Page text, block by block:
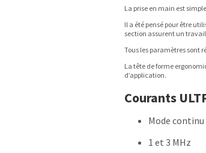
La prise en main est
Il a été pensé pour être
section assurent un
Tous les paramètres sont
La tête de forme
d’application.
Courants
Mode
1 et 3 MHz